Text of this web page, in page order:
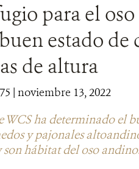
para el
estado de
de altura
| noviembre 13, 2022
WCS ha determinado el
y pajonales
son hábitat del oso